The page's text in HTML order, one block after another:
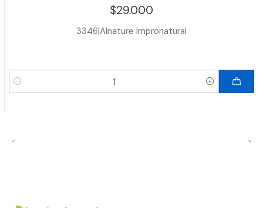
$29.000
3346|Alnature Impronatural
Cantidad